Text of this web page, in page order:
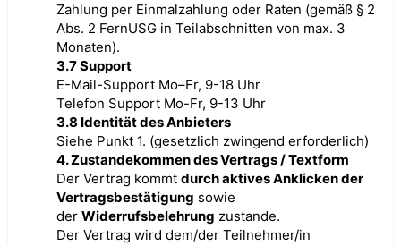
Zahlung per Einmalzahlung oder Raten (gemäß § 2
Abs. 2 FernUSG in Teilabschnitten von max. 3
Monaten).
3.7 Support
E-Mail-Support Mo–Fr, 9-18 Uhr
Telefon Support Mo-Fr, 9-13 Uhr
3.8 Identität des Anbieters
Siehe Punkt 1. (gesetzlich zwingend erforderlich)
4. Zustandekommen des Vertrags / Textform
Der Vertrag kommt durch aktives Anklicken der
Vertragsbestätigung sowie
der Widerrufsbelehrung zustande.
Der Vertrag wird dem/der Teilnehmer/in